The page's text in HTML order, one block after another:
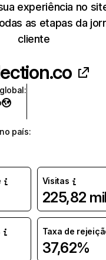
experiência no
as etapas da
cliente
:
país:
Visitas
225,82
Taxa de
37,62%